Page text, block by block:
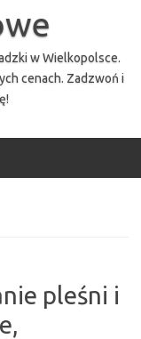
w Wielkopolsce.
cenach. Zadzwoń i
pleśni i